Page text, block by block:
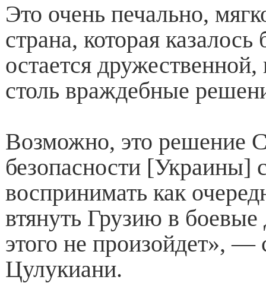
Это очень печально,
страна, которая
остается
столь враждебные
Возможно, это решение
безопасности [Украины]
воспринимать как
втянуть Грузию в боевые
этого не произойдет», —
Цулукиани.